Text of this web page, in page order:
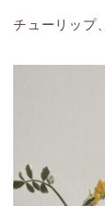
チューリップ